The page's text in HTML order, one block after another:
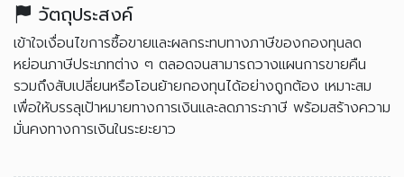
วัตถุประสงค์
เข้าใจเงื่อนไขการซื้อขายและผลกระทบทางภาษีของกองทุนลด
หย่อนภาษีประเภทต่าง ๆ ตลอดจนสามารถวางแผนการขายคืน
รวมถึงสับเปลี่ยนหรือโอนย้ายกองทุนได้อย่างถูกต้อง เหมาะสม
เพื่อให้บรรลุเป้าหมายทางการเงินและลดภาระภาษี พร้อมสร้างความ
มั่นคงทางการเงินในระยะยาว